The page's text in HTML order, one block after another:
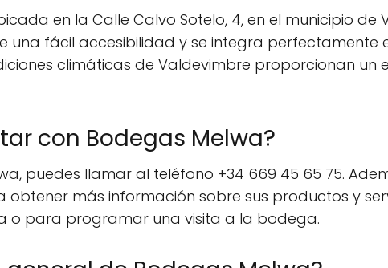
en la Calle Calvo Sotelo, 4, en el municipio de
una fácil accesibilidad y se integra perfectamente
climáticas de Valdevimbre proporcionan un
con Bodegas Melwa?
puedes llamar al teléfono +34 669 45 65 75.
más información sobre sus productos y
o para programar una visita a la bodega.